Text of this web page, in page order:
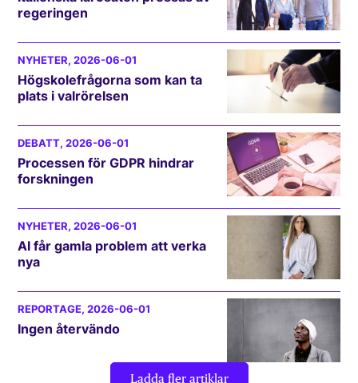
regeringen
NYHETER, 2026-06-01
Högskolefrågorna som kan ta
plats i valrörelsen
DEBATT, 2026-06-01
Processen för GDPR hindrar
forskningen
NYHETER, 2026-06-01
AI får gamla problem att verka
nya
REPORTAGE, 2026-06-01
Ingen återvändo
Ladda fler artiklar